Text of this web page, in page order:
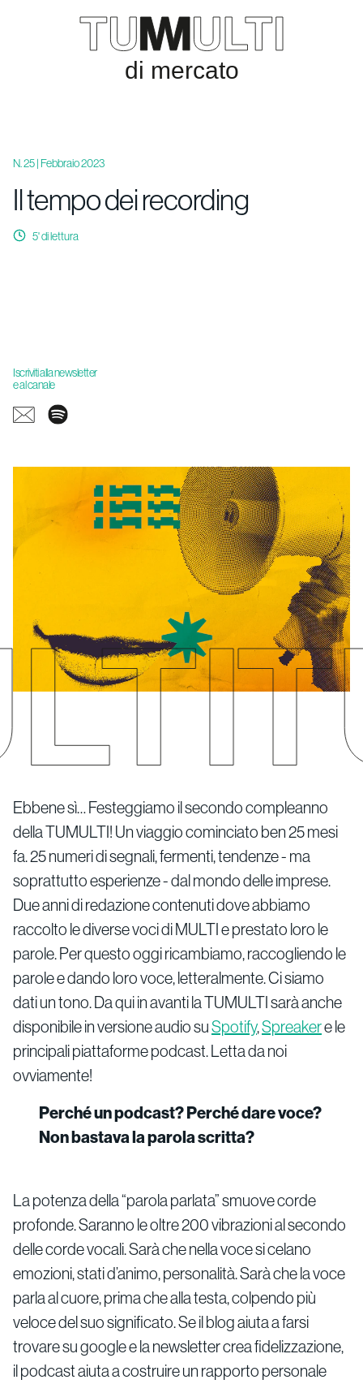
N. 25 | Febbraio 2023
Il tempo dei recording
5' di lettura
Iscriviti alla newsletter
e al canale
Ebbene sì… Festeggiamo il secondo compleanno
della TUMULTI! Un viaggio cominciato ben 25 mesi
fa. 25 numeri di segnali, fermenti, tendenze - ma
soprattutto esperienze - dal mondo delle imprese.
Due anni di redazione contenuti dove abbiamo
raccolto le diverse voci di MULTI e prestato loro le
parole. Per questo oggi ricambiamo, raccogliendo le
parole e dando loro voce, letteralmente. Ci siamo
dati un tono. Da qui in avanti la TUMULTI sarà anche
disponibile in versione audio suSpotify,Spreakere le
principali piattaforme podcast. Letta da noi
ovviamente!
Perché un podcast? Perché dare voce?
Non bastava la parola scritta?
La potenza della “parola parlata” smuove corde
profonde. Saranno le oltre 200 vibrazioni al secondo
delle corde vocali. Sarà che nella voce si celano
emozioni, stati d’animo, personalità. Sarà che la voce
parla al cuore, prima che alla testa, colpendo più
veloce del suo significato. Se il blog aiuta a farsi
trovare su google e la newsletter crea fidelizzazione,
il podcast aiuta a costruire un rapporto personale